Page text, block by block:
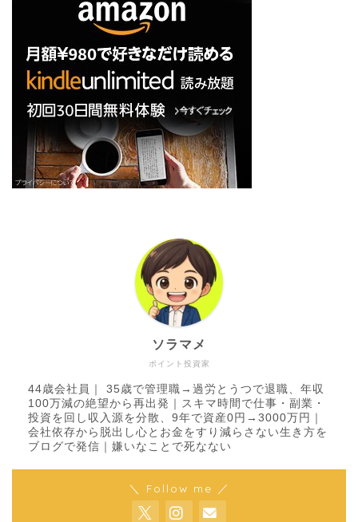
ポイント投資家
ソラマメ
44歳会社員｜ 35歳で管理職→過労とうつで退職、年収
100万減の絶望から再出発｜スキマ時間で仕事・副業・
投資を回し収入源を分散、9年で資産0円→3000万円｜
会社依存から脱出し心とお金をすり減らさない生き方を
ブログで発信｜嫌いなことで死なない
＼ Follow me ／